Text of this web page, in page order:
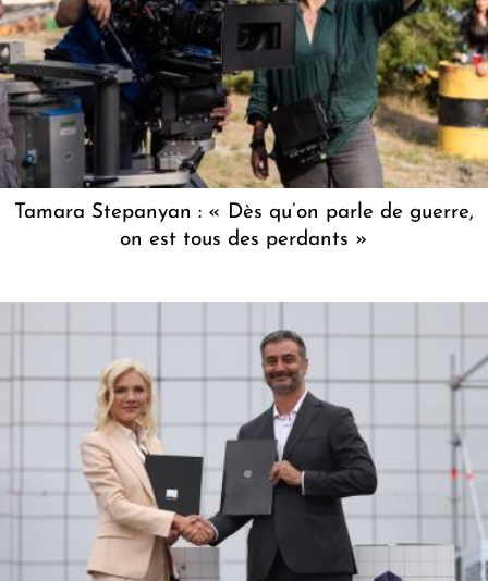
Tamara Stepanyan : « Dès qu’on parle de guerre,
on est tous des perdants »